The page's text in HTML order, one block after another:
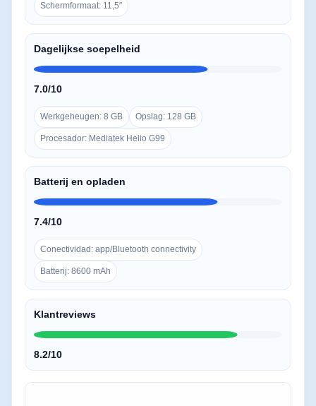
Schermformaat: 11,5″
Dagelijkse soepelheid
7.0/10
Werkgeheugen: 8 GB Opslag: 128 GB
Procesador: Mediatek Helio G99
Batterij en opladen
7.4/10
Conectividad: app/Bluetooth connectivity
Batterij: 8600 mAh
Klantreviews
8.2/10